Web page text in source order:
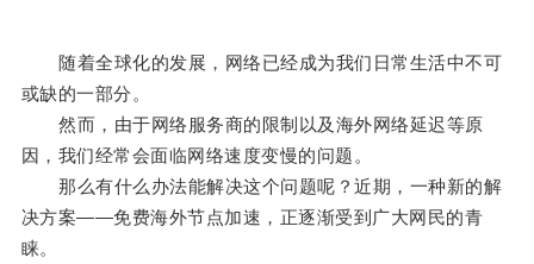
随着全球化的发展，网络已经成为我们日常生活中不可
或缺的一部分。
然而，由于网络服务商的限制以及海外网络延迟等原
因，我们经常会面临网络速度变慢的问题。
那么有什么办法能解决这个问题呢？近期，一种新的解
决方案——免费海外节点加速，正逐渐受到广大网民的青
睐。